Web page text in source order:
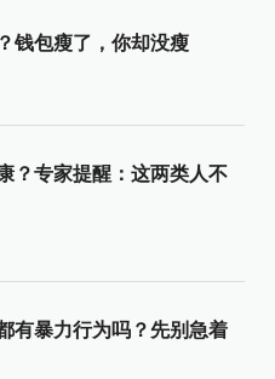
钱包瘦了，你却没瘦
？专家提醒：这两类人不
有暴力行为吗？先别急着